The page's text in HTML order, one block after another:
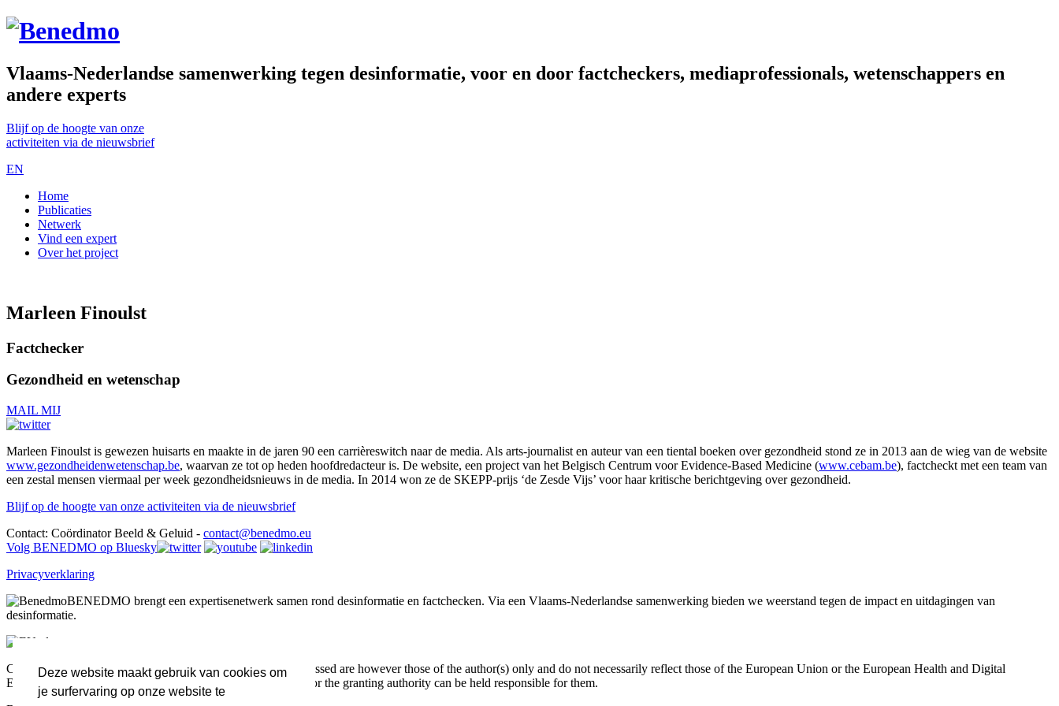
Deze website maakt gebruik van cookies om
je surfervaring op onze website te
Vlaams-Nederlandse samenwerking tegen desinformatie, voor en door factcheckers, mediaprofessionals, wetenschappers en
andere experts
Blijf op de hoogte van onze
activiteiten via de nieuwsbrief
EN
Home
Publicaties
Netwerk
Vind een expert
Over het project
Marleen Finoulst
Factchecker
Gezondheid en wetenschap
MAIL MIJ
Marleen Finoulst is gewezen huisarts en maakte in de jaren 90 een carrièreswitch naar de media. Als arts-journalist en auteur van een tiental boeken over gezondheid stond ze in 2013 aan de wieg van de website
www.gezondheidenwetenschap.be, waarvan ze tot op heden hoofdredacteur is. De website, een project van het Belgisch Centrum voor Evidence-Based Medicine (www.cebam.be), factcheckt met een team van
een zestal mensen viermaal per week gezondheidsnieuws in de media. In 2014 won ze de SKEPP-prijs ‘de Zesde Vijs’ voor haar kritische berichtgeving over gezondheid.
Blijf op de hoogte van onze activiteiten via de nieuwsbrief
Contact: Coördinator Beeld & Geluid - contact@benedmo.eu
Volg BENEDMO op Bluesky
Privacyverklaring
BENEDMO brengt een expertisenetwerk samen rond desinformatie en factchecken. Via een Vlaams-Nederlandse samenwerking bieden we weerstand tegen de impact en uitdagingen van
desinformatie.
Co-funded by the European Union. Views and opinions expressed are however those of the author(s) only and do not necessarily reflect those of the European Union or the European Health and Digital
Executive Agency (HADEA). Neither the European Union nor the granting authority can be held responsible for them.